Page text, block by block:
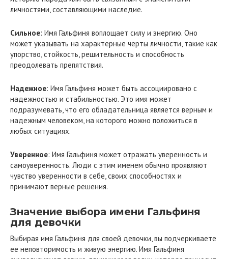
личностями, составляющими наследие.
Сильное: Имя Гальфиня воплощает силу и энергию. Оно
может указывать на характерные черты личности, такие как
упорство, стойкость, решительность и способность
преодолевать препятствия.
Надежное: Имя Гальфиня может быть ассоциировано с
надежностью и стабильностью. Это имя может
подразумевать, что его обладательница является верным и
надежным человеком, на которого можно положиться в
любых ситуациях.
Уверенное: Имя Гальфиня может отражать уверенность и
самоуверенность. Люди с этим именем обычно проявляют
чувство уверенности в себе, своих способностях и
принимают верные решения.
Значение выбора имени Гальфиня
для девочки
Выбирая имя Гальфиня для своей девочки, вы подчеркиваете
ее неповторимость и живую энергию. Имя Гальфиня